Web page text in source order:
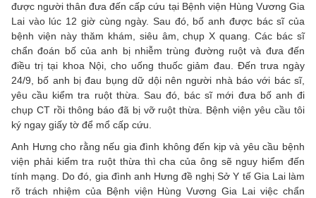
được người thân đưa đến cấp cứu tại Bệnh viện Hùng Vương Gia
Lai vào lúc 12 giờ cùng ngày. Sau đó, bố anh được bác sĩ của
bệnh viện này thăm khám, siêu âm, chụp X quang. Các bác sĩ
chẩn đoán bố của anh bị nhiễm trùng đường ruột và đưa đến
điều trị tại khoa Nội, cho uống thuốc giảm đau. Đến trưa ngày
24/9, bố anh bị đau bụng dữ dội nên người nhà báo với bác sĩ,
yêu cầu kiểm tra ruột thừa. Sau đó, bác sĩ mới đưa bố anh đi
chụp CT rồi thông báo đã bị vỡ ruột thừa. Bệnh viện yêu cầu tôi
ký ngay giấy tờ để mổ cấp cứu.
Anh Hưng cho rằng nếu gia đình không đến kịp và yêu cầu bệnh
viện phải kiểm tra ruột thừa thì cha của ông sẽ nguy hiểm đến
tính mạng. Do đó, gia đình anh Hưng đề nghị Sở Y tế Gia Lai làm
rõ trách nhiệm của Bệnh viện Hùng Vương Gia Lai việc chẩn